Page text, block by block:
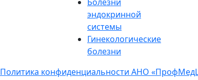
эндокринной
системы
Гинекологические
болезни
Политика конфиденциальности АНО